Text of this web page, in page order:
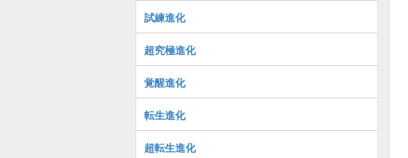
試練進化
超究極進化
覚醒進化
転生進化
超転生進化